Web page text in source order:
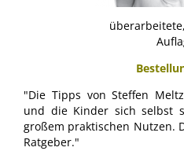
"Die Tipps von Steffen
und die Kinder sich selbst
großem praktischen Nutzen.
Ratgeber."